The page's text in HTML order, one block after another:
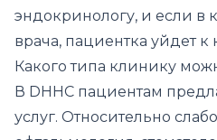
эндокринологу, и если в
врача, пациентка уйдет к
Какого типа клинику
В DHHC пациентам
услуг. Относительно